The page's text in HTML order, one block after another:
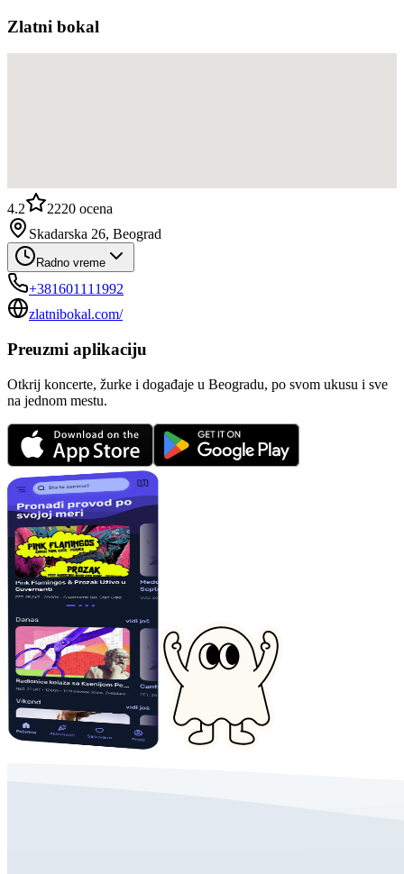
Zlatni bokal
4.2 2220 ocena
Skadarska 26, Beograd
Radno vreme
+381601111992
zlatnibokal.com/
Preuzmi aplikaciju
Otkrij koncerte, žurke i događaje u Beogradu, po svom ukusu i sve
na jednom mestu.